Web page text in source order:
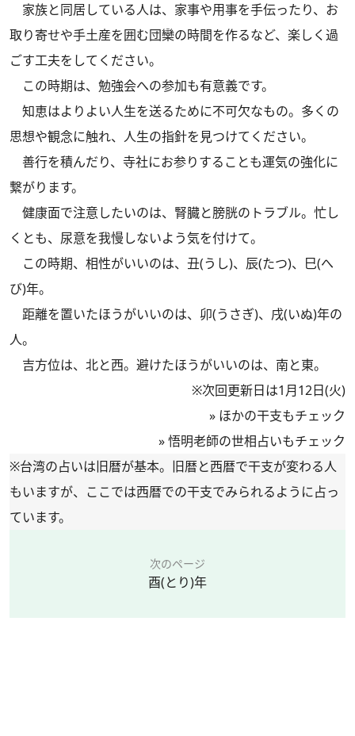
家族と同居している人は、家事や用事を手伝ったり、お
取り寄せや手土産を囲む団欒の時間を作るなど、楽しく過
ごす工夫をしてください。
この時期は、勉強会への参加も有意義です。
知恵はよりよい人生を送るために不可欠なもの。多くの
思想や観念に触れ、人生の指針を見つけてください。
善行を積んだり、寺社にお参りすることも運気の強化に
繋がります。
健康面で注意したいのは、腎臓と膀胱のトラブル。忙し
くとも、尿意を我慢しないよう気を付けて。
この時期、相性がいいのは、丑(うし)、辰(たつ)、巳(へ
び)年。
距離を置いたほうがいいのは、卯(うさぎ)、戌(いぬ)年の
人。
吉方位は、北と西。避けたほうがいいのは、南と東。
※次回更新日は1月12日(火)
» ほかの干支もチェック
»悟明老師の世相占いもチェック
※台湾の占いは旧暦が基本。旧暦と西暦で干支が変わる人
もいますが、ここでは西暦での干支でみられるように占っ
ています。
次のページ
酉(とり)年